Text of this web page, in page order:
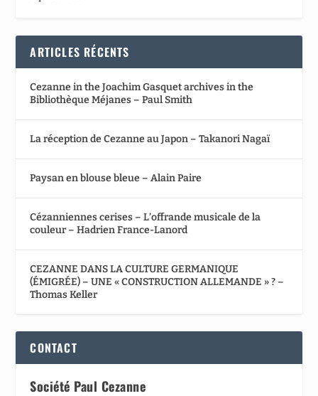
ARTICLES RÉCENTS
Cezanne in the Joachim Gasquet archives in the
Bibliothèque Méjanes – Paul Smith
La réception de Cezanne au Japon – Takanori Nagaï
Paysan en blouse bleue – Alain Paire
Cézanniennes cerises – L’offrande musicale de la
couleur – Hadrien France-Lanord
CEZANNE DANS LA CULTURE GERMANIQUE
(ÉMIGRÉE) – UNE « CONSTRUCTION ALLEMANDE » ? –
Thomas Keller
CONTACT
Société Paul Cezanne